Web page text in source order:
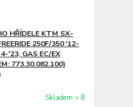
HŘÍDELE KTM SX-
250F/350 '12-
'23, GAS EC/EX
773.30.082.100)
Skladem > 8